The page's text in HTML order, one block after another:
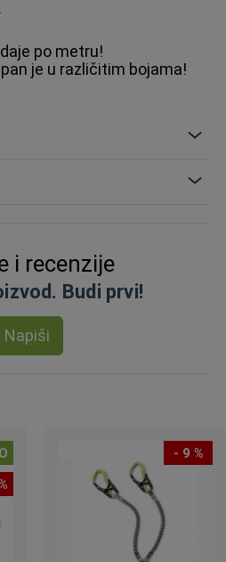
po metru!
je u različitim bojama!
i recenzije
Budi prvi!
Napiši
- 9 %